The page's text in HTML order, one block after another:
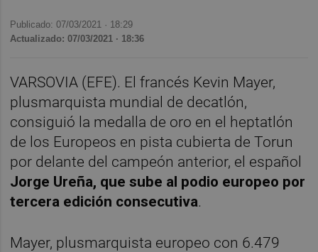
Publicado: 07/03/2021 · 18:29
Actualizado: 07/03/2021 · 18:36
VARSOVIA (EFE). El francés Kevin Mayer,
plusmarquista mundial de decatlón,
consiguió la medalla de oro en el heptatlón
de los Europeos en pista cubierta de Torun
por delante del campeón anterior, el español
Jorge Ureña, que sube al podio europeo por
tercera edición consecutiva.
Mayer, plusmarquista europeo con 6.479